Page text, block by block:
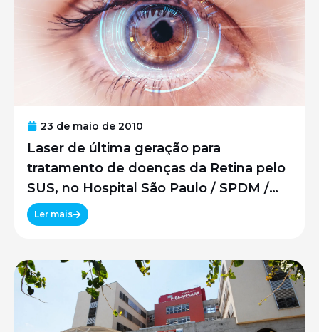
23 de maio de 2010
Laser de última geração para
tratamento de doenças da Retina pelo
SUS, no Hospital São Paulo / SPDM /
UNIFESP
Ler mais